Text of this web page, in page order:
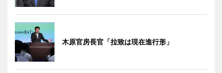
木原官房長官「拉致は現在進行形」